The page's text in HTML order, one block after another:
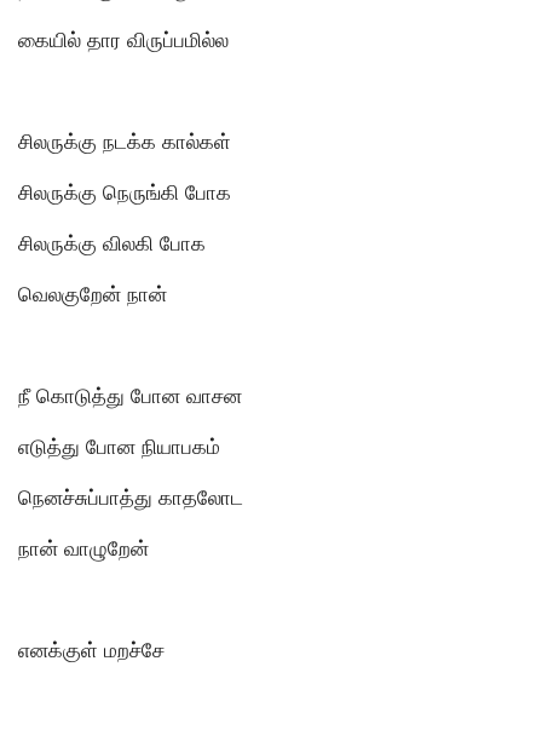
கையில் தார விருப்பமில்ல
சிலருக்கு நடக்க கால்கள்
சிலருக்கு நெருங்கி போக
சிலருக்கு விலகி போக
வெலகுறேன் நான்
நீ கொடுத்து போன வாசன
எடுத்து போன நியாபகம்
நெனச்சுப்பாத்து காதலோட
நான் வாழுறேன்
எனக்குள் மறச்சே